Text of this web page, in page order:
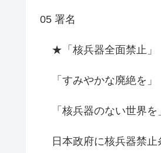
05 署名
★「核兵器全面禁止」
「すみやかな廃絶を」
「核兵器のない世界を
日本政府に核兵器禁